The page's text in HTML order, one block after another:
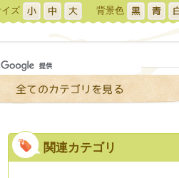
ズ 背景色
関連カテゴリ